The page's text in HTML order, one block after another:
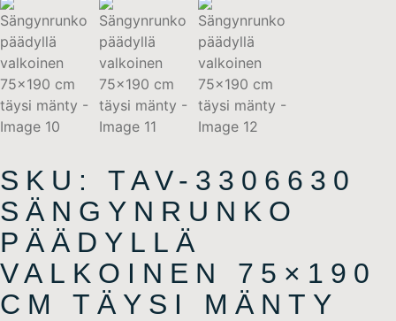
SKU: TAV-3306630
SÄNGYNRUNKO
PÄÄDYLLÄ
VALKOINEN 75×190
CM TÄYSI MÄNTY